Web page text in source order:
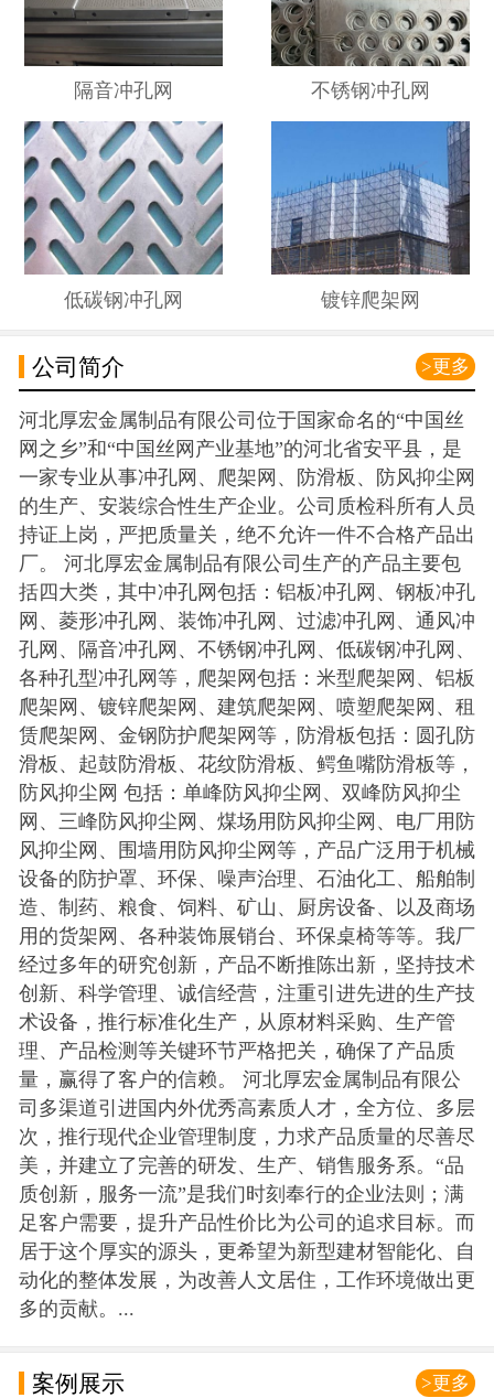
隔音冲孔网 不锈钢冲孔网
低碳钢冲孔网 镀锌爬架网
>更多
公司简介
河北厚宏金属制品有限公司位于国家命名的“中国丝
网之乡”和“中国丝网产业基地”的河北省安平县，是
一家专业从事冲孔网、爬架网、防滑板、防风抑尘网
的生产、安装综合性生产企业。公司质检科所有人员
持证上岗，严把质量关，绝不允许一件不合格产品出
厂。 河北厚宏金属制品有限公司生产的产品主要包
括四大类，其中冲孔网包括：铝板冲孔网、钢板冲孔
网、菱形冲孔网、装饰冲孔网、过滤冲孔网、通风冲
孔网、隔音冲孔网、不锈钢冲孔网、低碳钢冲孔网、
各种孔型冲孔网等，爬架网包括：米型爬架网、铝板
爬架网、镀锌爬架网、建筑爬架网、喷塑爬架网、租
赁爬架网、金钢防护爬架网等，防滑板包括：圆孔防
滑板、起鼓防滑板、花纹防滑板、鳄鱼嘴防滑板等，
防风抑尘网 包括：单峰防风抑尘网、双峰防风抑尘
网、三峰防风抑尘网、煤场用防风抑尘网、电厂用防
风抑尘网、围墙用防风抑尘网等，产品广泛用于机械
设备的防护罩、环保、噪声治理、石油化工、船舶制
造、制药、粮食、饲料、矿山、厨房设备、以及商场
用的货架网、各种装饰展销台、环保桌椅等等。我厂
经过多年的研究创新，产品不断推陈出新，坚持技术
创新、科学管理、诚信经营，注重引进先进的生产技
术设备，推行标准化生产，从原材料采购、生产管
理、产品检测等关键环节严格把关，确保了产品质
量，赢得了客户的信赖。 河北厚宏金属制品有限公
司多渠道引进国内外优秀高素质人才，全方位、多层
次，推行现代企业管理制度，力求产品质量的尽善尽
美，并建立了完善的研发、生产、销售服务系。“品
质创新，服务一流”是我们时刻奉行的企业法则；满
足客户需要，提升产品性价比为公司的追求目标。而
居于这个厚实的源头，更希望为新型建材智能化、自
动化的整体发展，为改善人文居住，工作环境做出更
多的贡献。...
>更多
案例展示